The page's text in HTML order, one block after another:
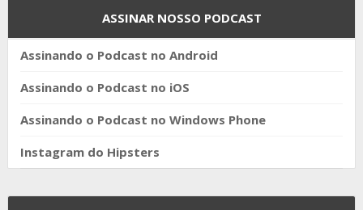
ASSINAR NOSSO PODCAST
Assinando o Podcast no Android
Assinando o Podcast no iOS
Assinando o Podcast no Windows Phone
Instagram do Hipsters